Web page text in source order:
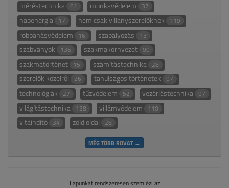
méréstechnika 61 munkavédelem 37
napenergia 17 nem csak villanyszerelőknek 119
robbanásvédelem 16 szabályozás 13
szabványok 136 szakmakörnyezet 99
szakmatörténet 15 számítástechnika 28
szerelők közelről 26 tanulságos történetek 97
technológiák 27 tűzvédelem 52 vezérléstechnika 97
világítástechnika 138 villámvédelem 110
vitaindító 34 zöld oldal 28
MÉG TÖBB ROVAT →
Lapunkat rendszeresen szemlézi az